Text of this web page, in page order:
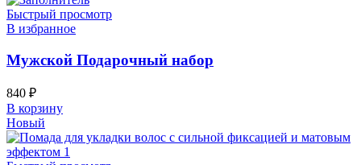
Быстрый просмотр
В избранное
Мужской Подарочный набор
840 ₽
В корзину
Новый